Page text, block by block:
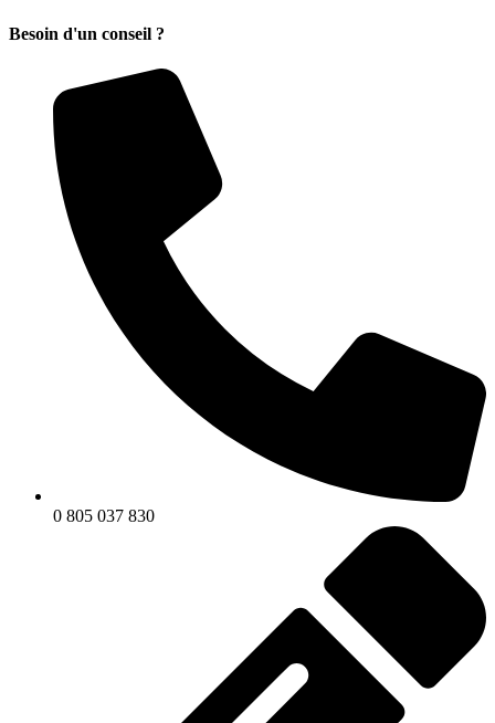
Besoin d'un conseil ?
0 805 037 830